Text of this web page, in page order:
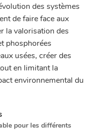
des systèmes
de faire face aux
la valorisation des
phosphorées
usées, créer des
en limitant la
environnemental du
pour les différents